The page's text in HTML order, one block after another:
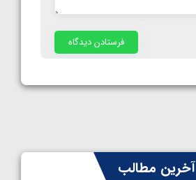
آخرین مطالب